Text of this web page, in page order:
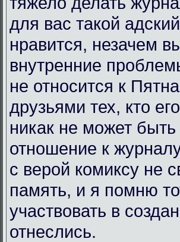
для вас такой
нравится, незачем
внутренние
не относится к
друзьями тех, кто
никак не может
отношение к
с верой комиксу не
память, и я помню
участвовать в
отнеслись.